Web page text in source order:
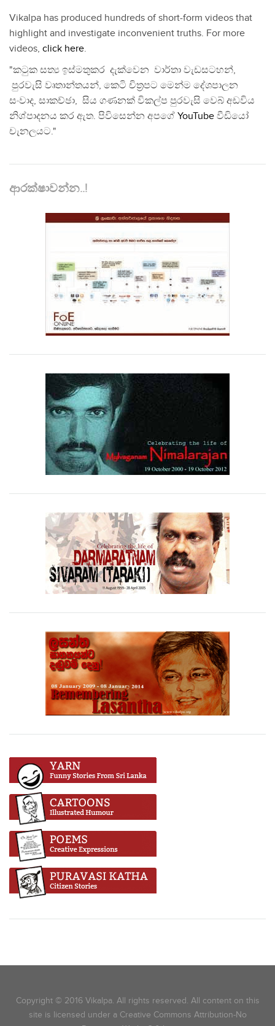
Vikalpa has produced hundreds of short-form videos that
highlight and investigate inconvenient truths. For more
videos, click here.
"කටුක සත්‍ය ඉස්මතුකර දැක්වෙන වාර්තා වැඩසටහන්,
පුරවැසි වෘතාන්තයන්, කෙටි චිත්‍රපට මෙන්ම දේශපාලන
සංවාද, සාකච්ඡා, සිය ගණනක් විකල්ප පුරවැසි වෙබ් අඩවිය
නිශ්පාදනය කර ඇත. පිවිසෙන්න අපගේ YouTube වීඩියෝ
චැනලයට."
ආරක්ෂාවන්න..!
Copyright © 2016 Vikalpa. All rights reserved. All content on this
site is licensed under a Creative Commons Attribution-No